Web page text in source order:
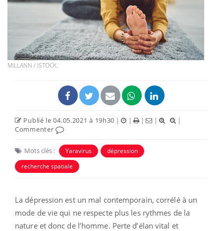
MILLANN / ISTOCK.
Publié le 04.05.2021 à 19h30 | | | |
|
Commenter
Mots clés : Yaravirus
dépression
recherche spatiale
La dépression est un mal contemporain, corrélé à un
mode de vie qui ne respecte plus les rythmes de la
nature et donc de l’homme. Perte d’élan vital et